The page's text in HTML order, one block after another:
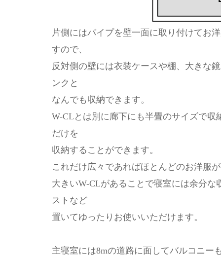
片側にはパイプを壁一面に取り付けてお
すので、
反対側の壁には衣装ケースや棚、大きな
ンクと
なんでも収納できます。
W-CLとは別に廊下にも半畳のサイズで
だけを
収納することができます。
これだけ広々であればほとんどのお洋服
大きいW-CLがあることで寝室には余分
ストなど
置いてゆったりお使いいただけます。
主寝室には8mの道路に面してバルコニー